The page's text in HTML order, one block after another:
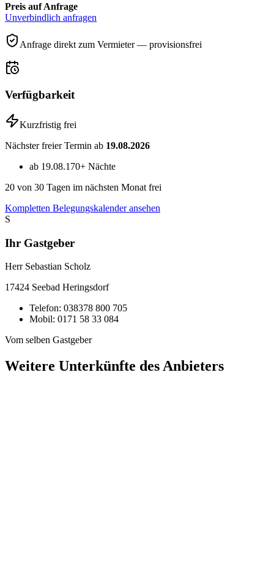
Preis auf Anfrage
Unverbindlich anfragen
Anfrage direkt zum Vermieter — provisionsfrei
Verfügbarkeit
Kurzfristig frei
Nächster freier Termin ab 19.08.2026
ab 19.08.170+ Nächte
20 von 30 Tagen im nächsten Monat frei
Kompletten Belegungskalender ansehen
S
Ihr Gastgeber
Herr Sebastian Scholz
17424 Seebad Heringsdorf
Telefon: 038378 800 705
Mobil: 0171 58 33 084
Vom selben Gastgeber
Weitere Unterkünfte des Anbieters